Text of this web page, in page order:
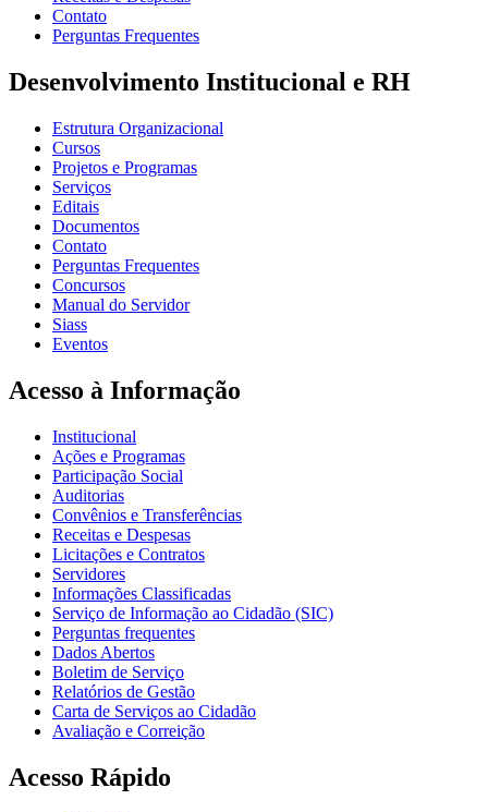
Contato
Perguntas Frequentes
Desenvolvimento Institucional e RH
Estrutura Organizacional
Cursos
Projetos e Programas
Serviços
Editais
Documentos
Contato
Perguntas Frequentes
Concursos
Manual do Servidor
Siass
Eventos
Acesso à Informação
Institucional
Ações e Programas
Participação Social
Auditorias
Convênios e Transferências
Receitas e Despesas
Licitações e Contratos
Servidores
Informações Classificadas
Serviço de Informação ao Cidadão (SIC)
Perguntas frequentes
Dados Abertos
Boletim de Serviço
Relatórios de Gestão
Carta de Serviços ao Cidadão
Avaliação e Correição
Acesso Rápido